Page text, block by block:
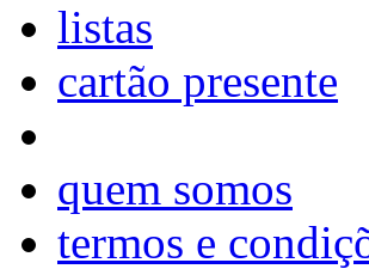
listas
cartão presente
quem somos
termos e